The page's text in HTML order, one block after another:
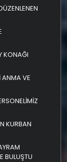
KONAĞI
ANMA VE
KURBAN
BULUŞTU